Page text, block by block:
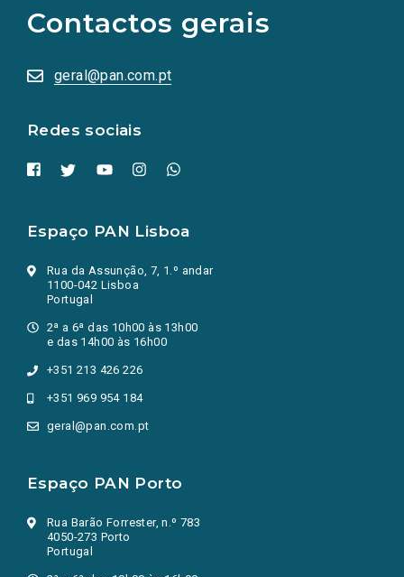
Contactos gerais
geral@pan.com.pt
Redes sociais
redes
sociais
numa
nova
Espaço PAN Lisboa
Rua da Assunção, 7, 1.º andar
1100-042 Lisboa
Portugal
2ª a 6ª das 10h00 às 13h00
e das 14h00 às 16h00
+351 213 426 226
+351 969 954 184
geral@pan.com.pt
Espaço PAN Porto
Rua Barão Forrester, n.º 783
4050-273 Porto
Portugal